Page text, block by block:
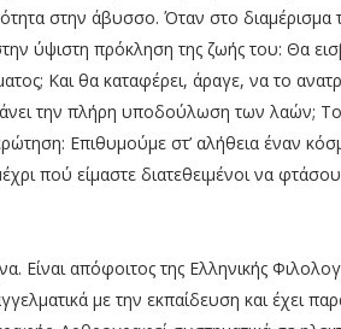
στην άβυσσο. Όταν στο διαμέρισμα
ύψιστη πρόκληση της ζωής του: Θα
Και θα καταφέρει, άραγε, να το
την πλήρη υποδούλωση των λαών;
Επιθυμούμε στ’ αλήθεια έναν
πού είμαστε διατεθειμένοι να
Είναι απόφοιτος της Ελληνικής
με την εκπαίδευση και έχει